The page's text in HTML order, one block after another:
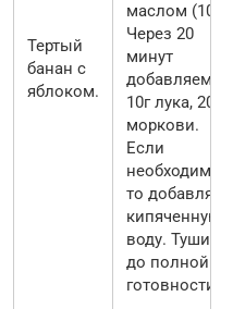
Тертый
банан с
яблоком.
маслом (10г).
Через 20
минут
добавляем
10г лука, 20г
моркови.
Если
необходимо,
то добавляем
кипяченную
воду. Тушим
до полной
готовности).